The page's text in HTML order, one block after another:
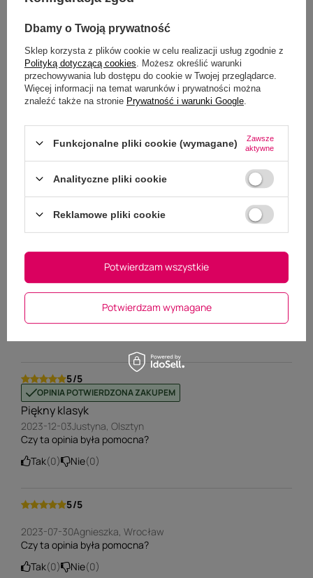
granatowy
5.00
Liczba wystawionych opinii: 3
Napisz swoją opinię
Pokaż tylko opinie potwierdzone zakupem
(3)
4 (0)
(0)
(0)
Kliknij w ocenę aby filtrować opinie
5/5
OPINIA POTWIERDZONA ZAKUPEM
Przepiękny i z klasą
2025-04-15
Natalia, Dolaszewo
Czy ta opinia była pomocna?
5/5
OPINIA POTWIERDZONA ZAKUPEM
Piękny klasyk
2023-12-03Justyna, Olsztyn
Czy ta opinia była pomocna?
Tak 0 Nie 0
5/5
2023-07-30Agnieszka, Wrocław
Czy ta opinia była pomocna?
Tak 0 Nie 0
Dbamy o Twoją prywatność
Sklep korzysta z plików cookie w celu realizacji usług zgodnie z
Polityką dotyczącą cookies . Możesz określić warunki
przechowywania lub dostępu do cookie w Twojej przeglądarce.
Więcej informacji na temat warunków i prywatności można
znaleźć także na stronie Prywatność i warunki Google
Funkcjonalne pliki cookie (wymagane)
Zawsze
aktywne
Analityczne pliki cookie
Reklamowe pliki cookie
Potwierdzam wymagane
Potwierdzam wszystkie